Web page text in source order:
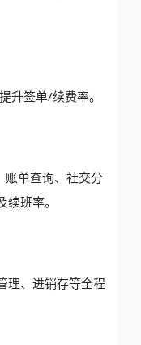
升签单/续费率。
账单查询、社交分
班率。
理、进销存等全程